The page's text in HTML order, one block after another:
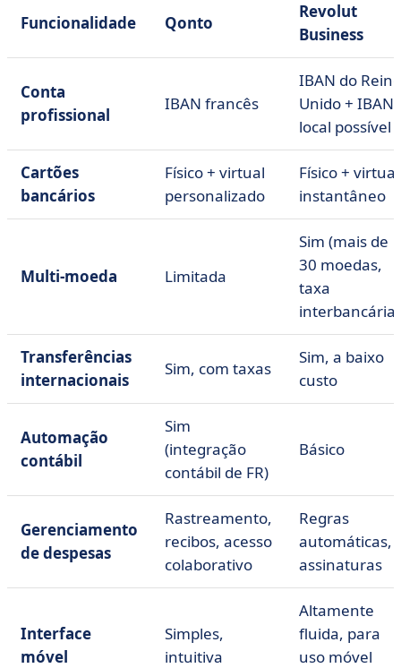
Funcionalidade Qonto
Revolut
Business
Conta
profissional
IBAN francês
IBAN do Reino
Unido + IBAN
local possível
Cartões
bancários
Físico + virtual
personalizado
Físico + virtual
instantâneo
Multi-moeda Limitada
Sim (mais de
30 moedas,
taxa
interbancária)
Transferências
internacionais
Sim, com taxas
Sim, a baixo
custo
Automação
contábil
Sim
(integração
contábil de FR)
Básico
Gerenciamento
de despesas
Rastreamento,
recibos, acesso
colaborativo
Regras
automáticas,
assinaturas
Interface
móvel
Simples,
intuitiva
Altamente
fluida, para
uso móvel